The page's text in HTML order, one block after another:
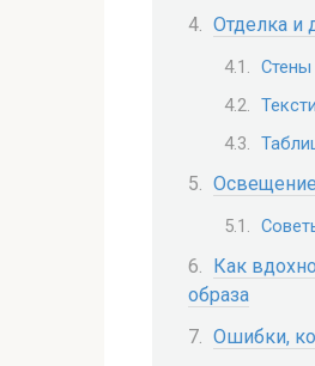
Отделка и
Стены
Как
образа
Ошибки,